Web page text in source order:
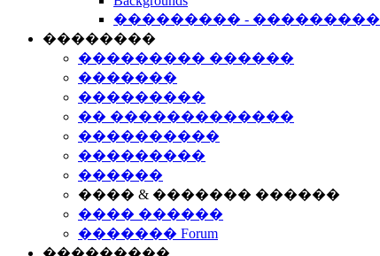
��������� - ���������
��������
��������� ������
�������
���������
�� �������������
����������
���������
������
���� & ������� ������
���� ������
������� Forum
���������